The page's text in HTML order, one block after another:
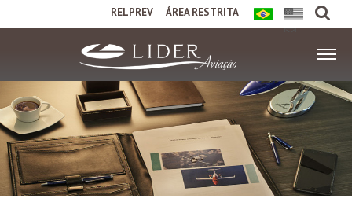
RELPREV ÁREA RESTRITA